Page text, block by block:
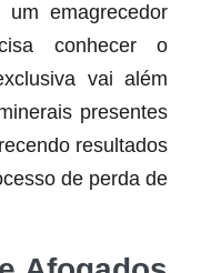
emagrecedor
conhecer o
vai além
presentes
resultados
de perda de